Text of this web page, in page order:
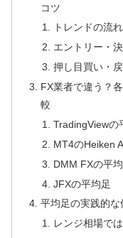
コツ
トレンドの流
エントリー・
押し目買い・
FX業者で違う？
較
TradingViewの
MT4のHeiken
DMM FXの平
JFXの平均足
平均足の実践的
レンジ相場で